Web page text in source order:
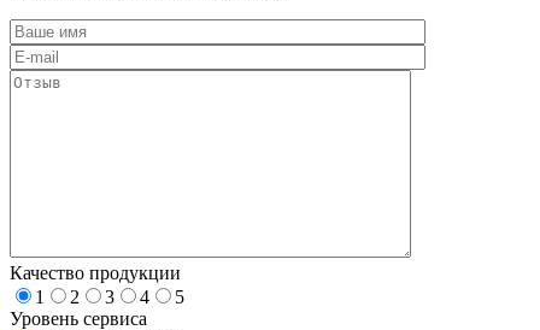
Качество продукции
1
2 3 4
5
Уровень сервиса